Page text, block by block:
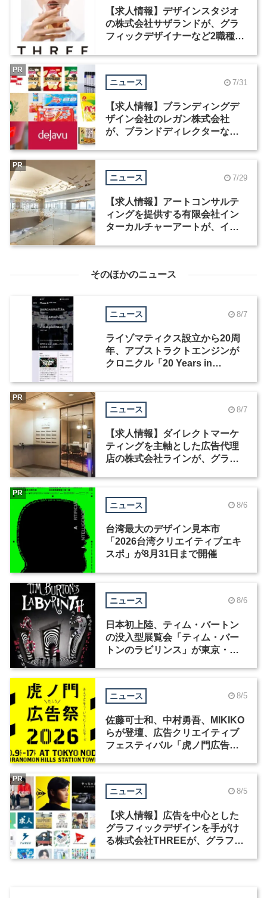
【求人情報】デザインスタジオ
の株式会社サザランドが、グラ
フィックデザイナーなど2職種を
ニュース 7/31
【求人情報】ブランディングデ
ザイン会社のレガン株式会社
が、ブランドディレクターなど3
PR
ニュース 7/29
【求人情報】アートコンサルテ
ィングを提供する有限会社イン
ターカルチャーアートが、イン
PR
そのほかのニュース
ニュース 8/7
ライゾマティクス設立から20周
年、アブストラクトエンジンが
クロニクル「20 Years in
ニュース 8/7
【求人情報】ダイレクトマーケ
ティングを主軸とした広告代理
店の株式会社ラインが、グラフ
PR
ニュース 8/6
台湾最大のデザイン見本市
「2026台湾クリエイティブエキ
スポ」が8月31日まで開催
PR
ニュース 8/6
日本初上陸、ティム・バートン
の没入型展覧会「ティム・バー
トンのラビリンス」が東京・豊
ニュース 8/5
佐藤可士和、中村勇吾、MIKIKO
らが登壇、広告クリエイティブ
フェスティバル「虎ノ門広告
ニュース 8/5
【求人情報】広告を中心とした
グラフィックデザインを手がけ
る株式会社THREEが、グラフィ
PR